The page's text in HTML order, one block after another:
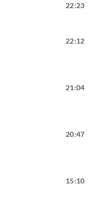
22:23
22:12
21:04
20:47
15:10